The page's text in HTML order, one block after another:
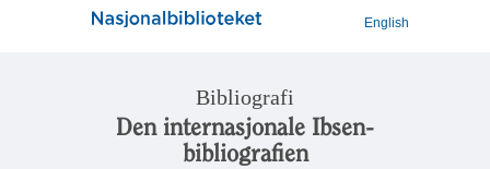
English
Bibliografi
Den internasjonale Ibsen-
bibliografien